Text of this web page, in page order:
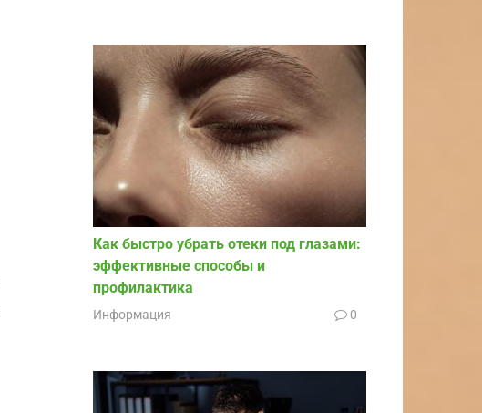
Как быстро убрать отеки под глазами:
эффективные способы и
профилактика
Информация 0